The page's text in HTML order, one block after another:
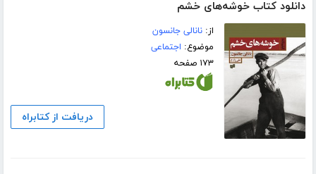
دانلود کتاب خوشه‌های خشم
از:نانالی جانسون
موضوع: اجتماعی
۱۷۳ صفحه
دریافت از کتابراه